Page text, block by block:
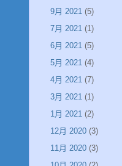
9月 2021 (5)
7月 2021 (1)
6月 2021 (5)
5月 2021 (4)
4月 2021 (7)
3月 2021 (1)
1月 2021 (2)
12月 2020 (3)
11月 2020 (3)